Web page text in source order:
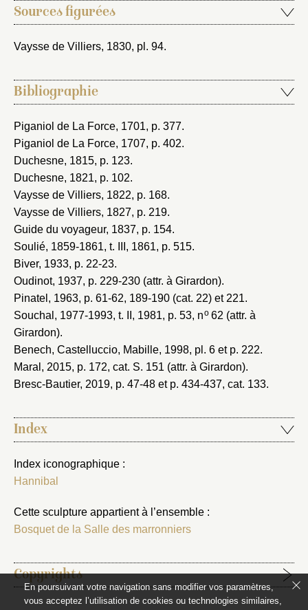
Sources figurées
Vaysse de Villiers, 1830, pl. 94.
Bibliographie
Piganiol de La Force, 1701, p. 377.
Piganiol de La Force, 1707, p. 402.
Duchesne, 1815, p. 123.
Duchesne, 1821, p. 102.
Vaysse de Villiers, 1822, p. 168.
Vaysse de Villiers, 1827, p. 219.
Guide du voyageur, 1837, p. 154.
Soulié, 1859-1861, t. III, 1861, p. 515.
Biver, 1933, p. 22-23.
Oudinot, 1937, p. 229-230 (attr. à Girardon).
Pinatel, 1963, p. 61-62, 189-190 (cat. 22) et 221.
Souchal, 1977-1993, t. II, 1981, p. 53, no62 (attr. à
Girardon).
Benech, Castelluccio, Mabille, 1998, pl. 6 et p. 222.
Maral, 2015, p. 172, cat. S. 151 (attr. à Girardon).
Bresc-Bautier, 2019, p. 47-48 et p. 434-437, cat. 133.
Index
Index iconographique :
Hannibal
Cette sculpture appartient à l’ensemble :
Bosquet de la Salle des marronniers
Copyrights
En poursuivant votre navigation sans modifier vos paramètres,
vous acceptez l’utilisation de cookies ou technologies similaires,